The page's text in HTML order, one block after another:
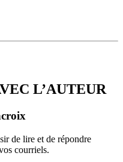
L’AUTEUR
de lire et de répondre
courriels.